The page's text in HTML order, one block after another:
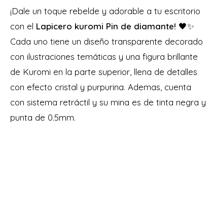
¡Dale un toque rebelde y adorable a tu escritorio
con el Lapicero kuromi Pin de diamante! 🖤✨
Cada uno tiene un diseño transparente decorado
con ilustraciones temáticas y una figura brillante
de Kuromi en la parte superior, llena de detalles
con efecto cristal y purpurina. Ademas, cuenta
con sistema retráctil y su mina es de tinta negra y
punta de 0.5mm.